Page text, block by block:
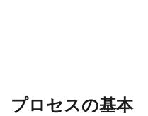
プロセスの基本